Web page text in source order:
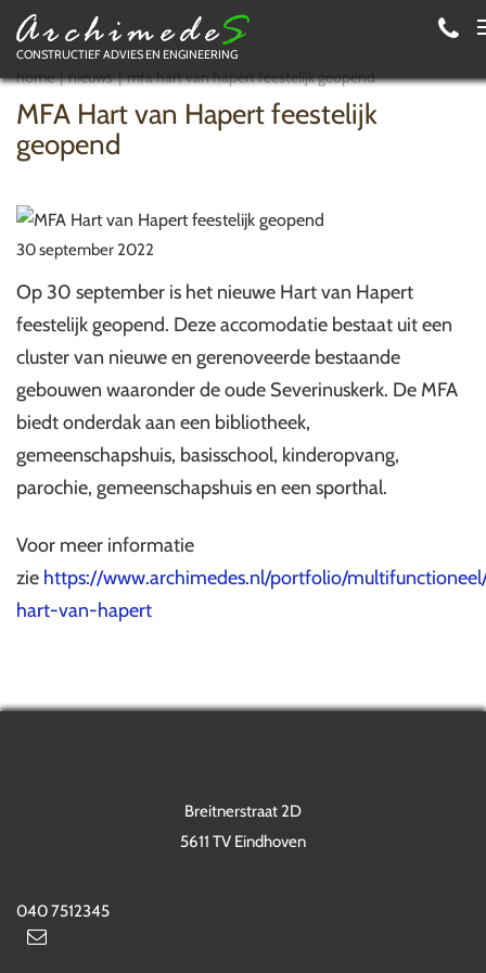
CONSTRUCTIEF ADVIES EN ENGINEERING
home nieuws mfa hart van hapert feestelijk geopend
MFA Hart van Hapert feestelijk
geopend
30 september 2022
Op 30 september is het nieuwe Hart van Hapert
feestelijk geopend. Deze accomodatie bestaat uit een
cluster van nieuwe en gerenoveerde bestaande
gebouwen waaronder de oude Severinuskerk. De MFA
biedt onderdak aan een bibliotheek,
gemeenschapshuis, basisschool, kinderopvang,
parochie, gemeenschapshuis en een sporthal.
Voor meer informatie
zie https://www.archimedes.nl/portfolio/
hart-van-hapert
Breitnerstraat 2D
5611 TV Eindhoven
040 7512345